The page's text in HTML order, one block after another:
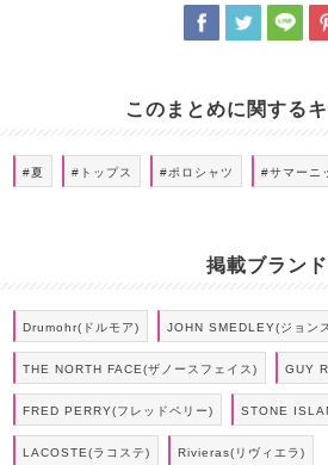
このまとめに関する
#夏 #トップス #ポロシャツ #サマーニ
掲載ブランド
Drumohr(ドルモア) JOHN SMEDLEY(ジョン
THE NORTH FACE(ザノースフェイス) GUY
FRED PERRY(フレッドペリー) STONE
LACOSTE(ラコステ) Rivieras(リヴィエラ)